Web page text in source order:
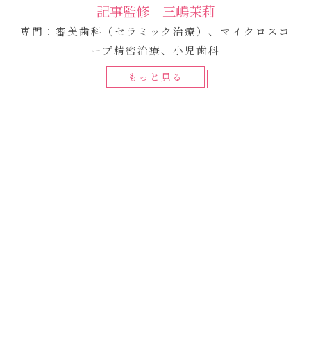
記事監修 三嶋茉莉
専門：審美歯科（セラミック治療）、マイクロスコ
ープ精密治療、小児歯科
もっと見る